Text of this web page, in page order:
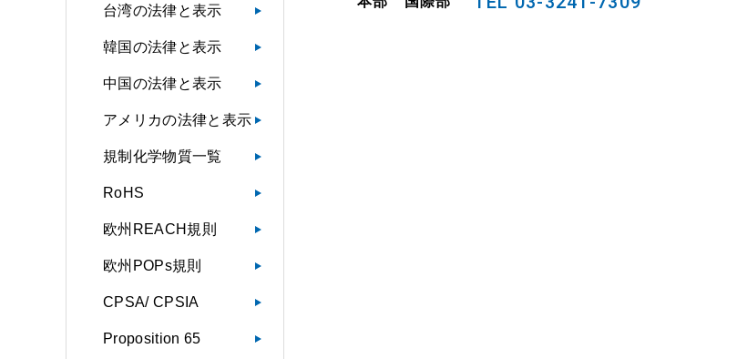
台湾の法律と表示
韓国の法律と表示
中国の法律と表示
アメリカの法律と表示
規制化学物質一覧
RoHS
欧州REACH規則
欧州POPs規則
CPSA/ CPSIA
Proposition 65